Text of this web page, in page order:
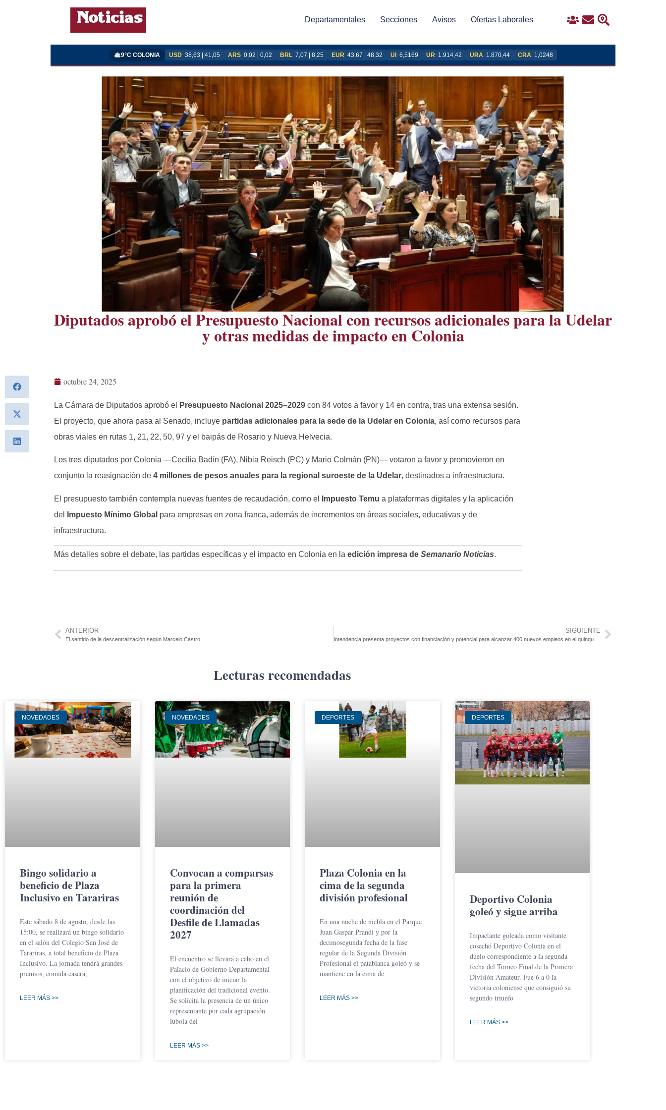
Departamentales Secciones Avisos Ofertas Laborales IngresoContacto
Buscar
9°C COLONIA USD 38,63 | 41,05 ARS 0,02 | 0,02 BRL 7,07 | 8,25 EUR 43,67 | 48,32 UI 6,5169 UR 1.914,42 URA 1.870,44 CRA 1,0248
Diputados aprobó el Presupuesto Nacional con recursos adicionales para la Udelar
y otras medidas de impacto en Colonia
octubre 24, 2025
La Cámara de Diputados aprobó el Presupuesto Nacional 2025–2029 con 84 votos a favor y 14 en contra, tras una extensa sesión.
El proyecto, que ahora pasa al Senado, incluye partidas adicionales para la sede de la Udelar en Colonia, así como recursos para
obras viales en rutas 1, 21, 22, 50, 97 y el baipás de Rosario y Nueva Helvecia.
Los tres diputados por Colonia —Cecilia Badín (FA), Nibia Reisch (PC) y Mario Colmán (PN)— votaron a favor y promovieron en
conjunto la reasignación de4 millones de pesos anuales para la regional suroeste de la Udelar, destinados a infraestructura.
El presupuesto también contempla nuevas fuentes de recaudación, como el Impuesto Temu a plataformas digitales y la aplicación
del
Impuesto Mínimo Global para empresas en zona franca, además de incrementos en áreas sociales, educativas y de
infraestructura.
Más detalles sobre el debate, las partidas específicas y el impacto en Colonia en laedición impresa deSemanario Noticias.
ANTERIOR
El sentido de la descentralización según Marcelo Castro
SIGUIENTE
Intendencia presenta proyectos con financiación y potencial para alcanzar 400 nuevos empleos en el quinquenio
Lecturas recomendadas
NOVEDADES
Bingo solidario a
beneficio de Plaza
Inclusivo en Tarariras
Este sábado 8 de agosto, desde las
15:00, se realizará un bingo solidario
en el salón del Colegio San José de
Tarariras, a total beneficio de Plaza
Inclusivo. La jornada tendrá grandes
premios, comida casera,
LEER MÁS >>
NOVEDADES
Convocan a comparsas
para la primera
reunión de
coordinación del
Desfile de Llamadas
2027
El encuentro se llevará a cabo en el
Palacio de Gobierno Departamental
con el objetivo de iniciar la
planificación del tradicional evento.
Se solicita la presencia de un único
representante por cada agrupación
lubola del
LEER MÁS >>
DEPORTES
Plaza Colonia en la
cima de la segunda
división profesional
En una noche de niebla en el Parque
Juan Gaspar Prandi y por la
decimosegunda fecha de la fase
regular de la Segunda División
Profesional el patablanca goleó y se
mantiene en la cima de
LEER MÁS >>
DEPORTES
Deportivo Colonia
goleó y sigue arriba
Impactante goleada como visitante
cosechó Deportivo Colonia en el
duelo correspondiente a la segunda
fecha del Torneo Final de la Primera
División Amateur. Fue 6 a 0 la
victoria coloniense que consiguió su
segundo triunfo
LEER MÁS >>